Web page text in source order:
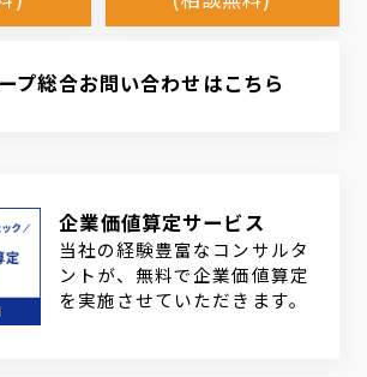
プ総合お問い合わせはこちら
企業価値算定サービス
当社の経験豊富なコンサルタ
ントが、無料で企業価値算定
を実施させていただきます。